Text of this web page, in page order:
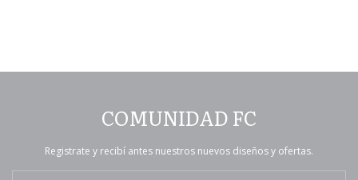
COMUNIDAD FC
Registrate y recibí antes nuestros nuevos diseños y ofertas.